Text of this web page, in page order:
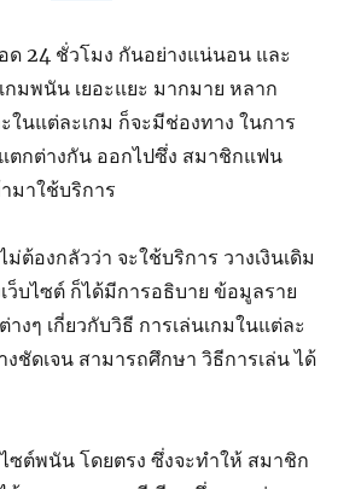
ด 24 ชั่วโมง กันอย่างแน่นอน และ
กมพนัน เยอะแยะ มากมาย หลาก
ในแต่ละเกม ก็จะมีช่องทาง ในการ
ตกต่างกัน ออกไปซึ่ง สมาชิกแฟน
มาใช้บริการ
ม่ต้องกลัวว่า จะใช้บริการ วางเงินเดิม
ว็บไซต์ ก็ได้มีการอธิบาย ข้อมูลราย
างๆ เกี่ยวกับวิธี การเล่นเกมในแต่ละ
งชัดเจน สามารถศึกษา วิธีการเล่น ได้
ซต์พนัน โดยตรง ซึ่งจะทำให้ สมาชิก